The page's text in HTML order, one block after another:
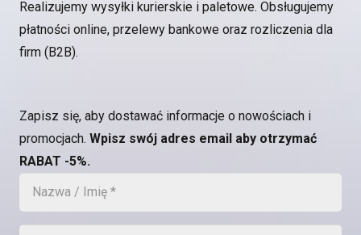
Realizujemy wysyłki kurierskie i paletowe. Obsługujemy
płatności online, przelewy bankowe oraz rozliczenia dla
firm (B2B).
Zapisz się, aby dostawać informacje o nowościach i
promocjach. Wpisz swój adres email aby otrzymać
RABAT -5%.